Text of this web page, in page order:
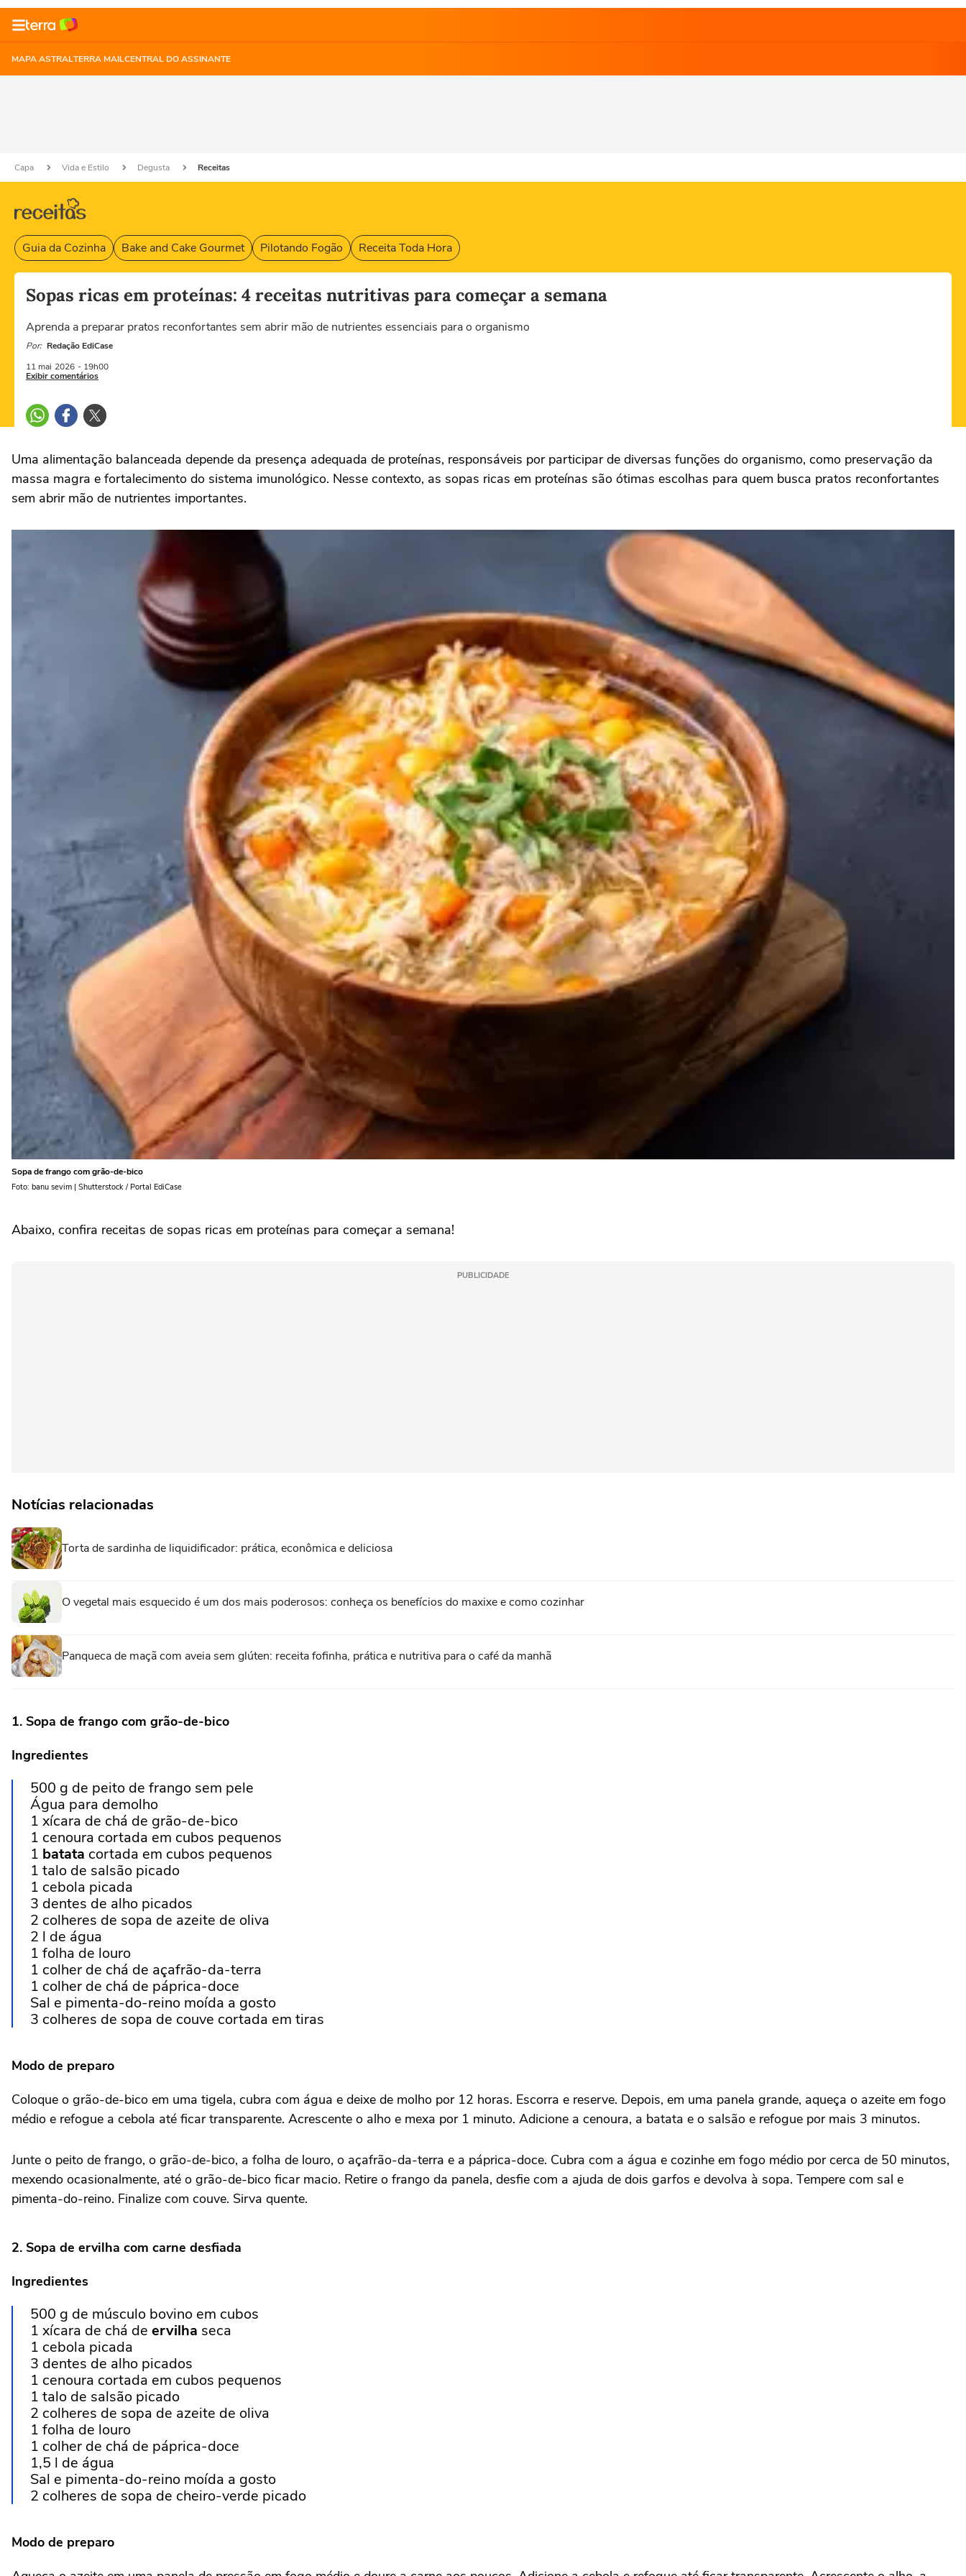
MAPA ASTRALTERRA MAILCENTRAL DO ASSINANTE
Capa Vida e Estilo Degusta Receitas
Guia da Cozinha Bake and Cake Gourmet Pilotando Fogão Receita Toda Hora
Sopas ricas em proteínas: 4 receitas nutritivas para começar a semana
Aprenda a preparar pratos reconfortantes sem abrir mão de nutrientes essenciais para o organismo
Por: Redação EdiCase
11 mai 2026 - 19h00
Exibir comentários
Uma alimentação balanceada depende da presença adequada de proteínas, responsáveis por participar de diversas funções do organismo, como preservação da
massa magra e fortalecimento do sistema imunológico. Nesse contexto, as sopas ricas em proteínas são ótimas escolhas para quem busca pratos reconfortantes
sem abrir mão de nutrientes importantes.
Sopa de frango com grão-de-bico
Foto: banu sevim | Shutterstock / Portal EdiCase
Abaixo, confira receitas de sopas ricas em proteínas para começar a semana!
PUBLICIDADE
Notícias relacionadas
Torta de sardinha de liquidificador: prática, econômica e deliciosa
O vegetal mais esquecido é um dos mais poderosos: conheça os benefícios do maxixe e como cozinhar
Panqueca de maçã com aveia sem glúten: receita fofinha, prática e nutritiva para o café da manhã
1. Sopa de frango com grão-de-bico
Ingredientes
500 g de peito de frango sem pele
Água para demolho
1 xícara de chá de grão-de-bico
1 cenoura cortada em cubos pequenos
1 batata cortada em cubos pequenos
1 talo de salsão picado
1 cebola picada
3 dentes de alho picados
2 colheres de sopa de azeite de oliva
2 l de água
1 folha de louro
1 colher de chá de açafrão-da-terra
1 colher de chá de páprica-doce
Sal e pimenta-do-reino moída a gosto
3 colheres de sopa de couve cortada em tiras
Modo de preparo
Coloque o grão-de-bico em uma tigela, cubra com água e deixe de molho por 12 horas. Escorra e reserve. Depois, em uma panela grande, aqueça o azeite em fogo
médio e refogue a cebola até ficar transparente. Acrescente o alho e mexa por 1 minuto. Adicione a cenoura, a batata e o salsão e refogue por mais 3 minutos.
Junte o peito de frango, o grão-de-bico, a folha de louro, o açafrão-da-terra e a páprica-doce. Cubra com a água e cozinhe em fogo médio por cerca de 50 minutos,
mexendo ocasionalmente, até o grão-de-bico ficar macio. Retire o frango da panela, desfie com a ajuda de dois garfos e devolva à sopa. Tempere com sal e
pimenta-do-reino. Finalize com couve. Sirva quente.
2. Sopa de ervilha com carne desfiada
Ingredientes
500 g de músculo bovino em cubos
1 xícara de chá de ervilha seca
1 cebola picada
3 dentes de alho picados
1 cenoura cortada em cubos pequenos
1 talo de salsão picado
2 colheres de sopa de azeite de oliva
1 folha de louro
1 colher de chá de páprica-doce
1,5 l de água
Sal e pimenta-do-reino moída a gosto
2 colheres de sopa de cheiro-verde picado
Modo de preparo